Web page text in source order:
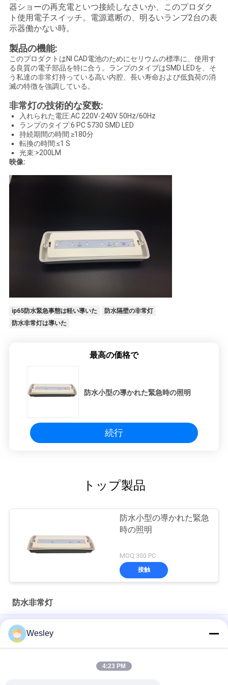
SITEMAP
プ
ラ
イ
バ
シ
ー
規
器ショーの再充電といつ接続しなさいか、このプロダク
ト使用電子スイッチ。電源遮断の、明るいランプ2台の表
示器働かない時。
製品の機能:
このプロダクトはNI CAD電池のためにセリウムの標準に、使用す
る良質の電子部品を特に合う。ランプのタイプはSMD LEDを、そ
う私達の非常灯持っている高い内腔、長い寿命および低負荷の消
滅の特徴を強調している。
非常灯の技術的な変数:
入れられた電圧:AC 220V-240V 50Hz/60Hz
ランプのタイプ:6 PC 5730 SMD LED
持続期間の時間:≥180分
転換の時間:≤1 S
光束:>200LM
映像:
ip65防水緊急事態は軽い導いた
防水隔壁の非常灯
防水非常灯は導いた
最高の価格で
防水小型の導かれた緊急時の照明
続行
トップ製品
防水小型の導かれた緊急
時の照明
MOQ:300 PC
接触
防水非常灯
保証3年のの省エネのプラスチック防水非常灯
3年保証、25000時間の寿命を持つ5W IP65防水LED非常用バル
Wesley
4:23 PM